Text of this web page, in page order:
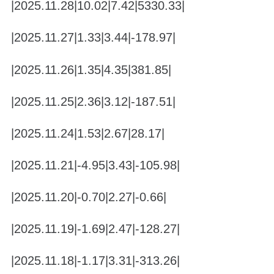
|2025.11.28|10.02|7.42|5330.33|
|2025.11.27|1.33|3.44|-178.97|
|2025.11.26|1.35|4.35|381.85|
|2025.11.25|2.36|3.12|-187.51|
|2025.11.24|1.53|2.67|28.17|
|2025.11.21|-4.95|3.43|-105.98|
|2025.11.20|-0.70|2.27|-0.66|
|2025.11.19|-1.69|2.47|-128.27|
|2025.11.18|-1.17|3.31|-313.26|